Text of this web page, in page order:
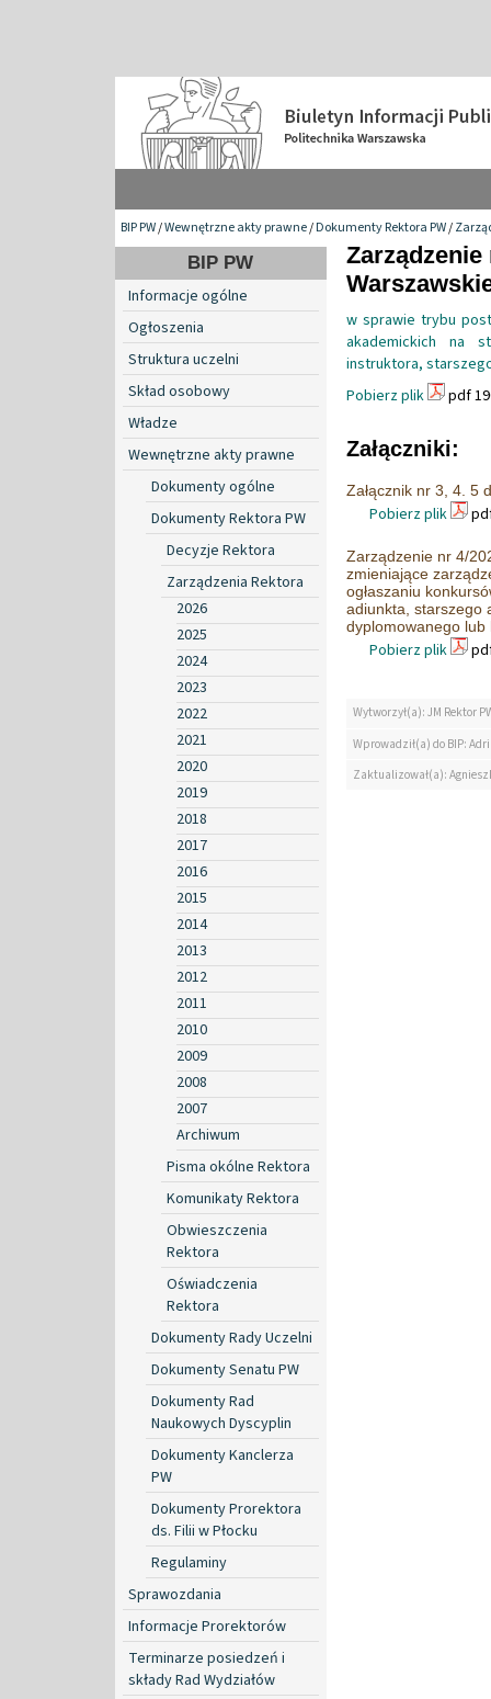
BIP PW/Wewnętrzne akty prawne/Dokumenty Rektora PW/
BIP PW
Informacje ogólne
Ogłoszenia
Struktura uczelni
Skład osobowy
Władze
Wewnętrzne akty prawne
Dokumenty ogólne
Dokumenty Rektora PW
Decyzje Rektora
Zarządzenia Rektora
2026
2025
2024
2023
2022
2021
2020
2019
2018
2017
2016
2015
2014
2013
2012
2011
2010
2009
2008
2007
Archiwum
Pisma okólne Rektora
Komunikaty Rektora
Obwieszczenia
Rektora
Oświadczenia
Rektora
Dokumenty Rady Uczelni
Dokumenty Senatu PW
Dokumenty Rad
Naukowych Dyscyplin
Dokumenty Kanclerza
PW
Dokumenty Prorektora
ds. Filii w Płocku
Regulaminy
Sprawozdania
Informacje Prorektorów
Terminarze posiedzeń i
składy Rad Wydziałów
w sprawie trybu
akademickich na
instruktora,
Pobierz plik
pdf
Załączniki:
Załącznik nr 3, 4. 5
Pobierz plik
Zarządzenie nr 4/
zmieniające
ogłaszaniu
adiunkta, starszego
dyplomowanego
Pobierz plik
Wytworzył(a): JM Rektor
Wprowadził(a) do BIP:
Zaktualizował(a):